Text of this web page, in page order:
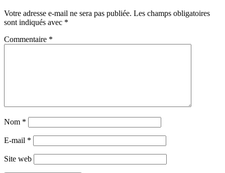
Votre adresse e-mail ne sera pas publiée. Les champs obligatoires
sont indiqués avec *
Commentaire *
Nom *
E-mail *
Site web